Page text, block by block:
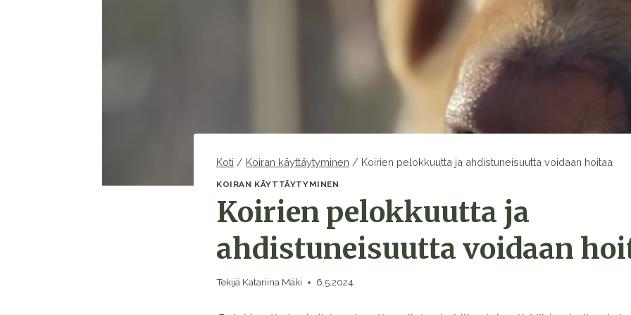
Koti / Koiran käyttäytyminen / Koirien pelokkuutta ja ahdistuneisuutta voidaan hoitaa
KOIRAN KÄYTTÄYTYMINEN
Koirien pelokkuutta ja
ahdistuneisuutta voidaan
Tekijä Katariina Mäki 6.5.2024